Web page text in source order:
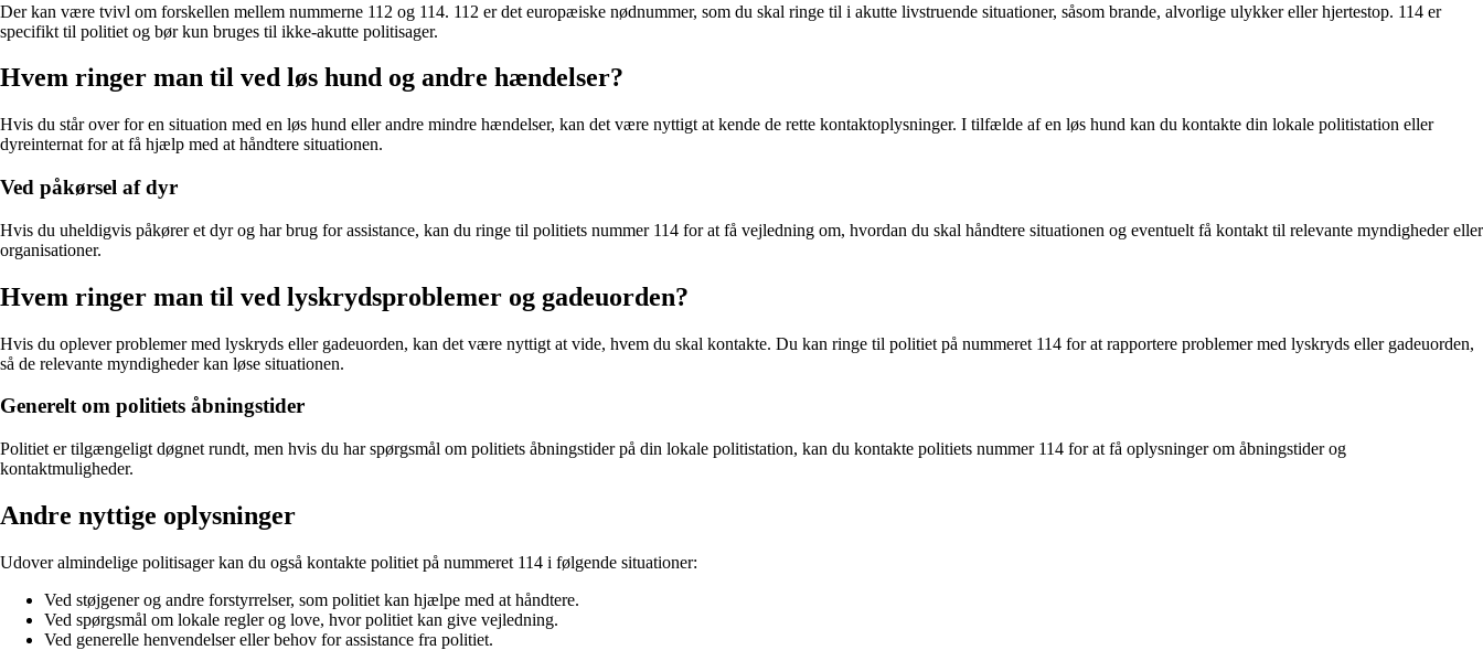
Der kan være tvivl om forskellen mellem nummerne 112 og 114. 112 er det europæiske nødnummer, som du skal ringe til i akutte livstruende situationer, såsom brande, alvorlige ulykker eller hjertestop. 114 er
specifikt til politiet og bør kun bruges til ikke-akutte politisager.
Hvem ringer man til ved løs hund og andre hændelser?
Hvis du står over for en situation med en løs hund eller andre mindre hændelser, kan det være nyttigt at kende de rette kontaktoplysninger. I tilfælde af en løs hund kan du kontakte din lokale politistation eller
dyreinternat for at få hjælp med at håndtere situationen.
Ved påkørsel af dyr
Hvis du uheldigvis påkører et dyr og har brug for assistance, kan du ringe til politiets nummer 114 for at få vejledning om, hvordan du skal håndtere situationen og eventuelt få kontakt til relevante myndigheder eller
organisationer.
Hvem ringer man til ved lyskrydsproblemer og gadeuorden?
Hvis du oplever problemer med lyskryds eller gadeuorden, kan det være nyttigt at vide, hvem du skal kontakte. Du kan ringe til politiet på nummeret 114 for at rapportere problemer med lyskryds eller gadeuorden,
så de relevante myndigheder kan løse situationen.
Generelt om politiets åbningstider
Politiet er tilgængeligt døgnet rundt, men hvis du har spørgsmål om politiets åbningstider på din lokale politistation, kan du kontakte politiets nummer 114 for at få oplysninger om åbningstider og
kontaktmuligheder.
Andre nyttige oplysninger
Udover almindelige politisager kan du også kontakte politiet på nummeret 114 i følgende situationer:
Ved støjgener og andre forstyrrelser, som politiet kan hjælpe med at håndtere.
Ved spørgsmål om lokale regler og love, hvor politiet kan give vejledning.
Ved generelle henvendelser eller behov for assistance fra politiet.